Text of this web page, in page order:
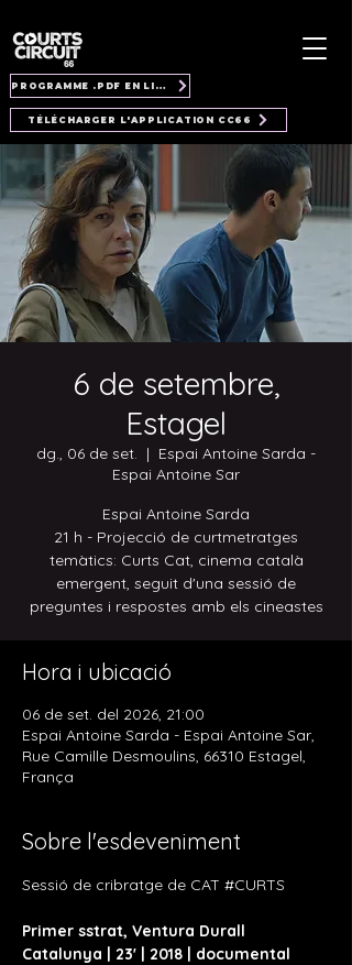
PROGRAMME .PDF EN LIGNE
TÉLÉCHARGER L'APPLICATION CC66
6 de setembre,
Estagel
dg., 06 de set.
  |
Espai Antoine Sarda -
Espai Antoine Sar
Espai Antoine Sarda
21 h - Projecció de curtmetratges
temàtics: Curts Cat, cinema català
emergent, seguit d'una sessió de
preguntes i respostes amb els cineastes
Hora i ubicació
06 de set. del 2026, 21:00
Espai Antoine Sarda - Espai Antoine Sar,
Rue Camille Desmoulins, 66310 Estagel,
França
Sobre l'esdeveniment
Sessió de cribratge de CAT #CURTS
Primer sstrat, Ventura Durall
Catalunya | 23' | 2018 | documental